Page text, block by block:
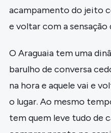
acampamento do jeito
e voltar com a
O Araguaia tem uma
barulho de conversa
na hora e aquele vai e
o lugar. Ao mesmo
tem quem leve tudo de